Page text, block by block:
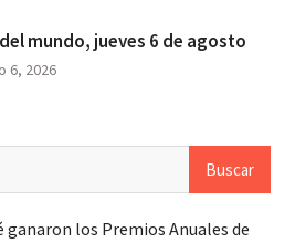
mundo, jueves 6 de agosto
6, 2026
ganaron los Premios Anuales de